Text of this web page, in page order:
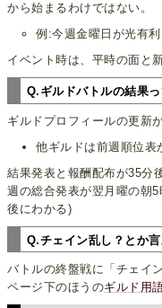
から始まるわけではない。
例:今週金曜日が光有
イベント時は、平時の面と
Q.ギルドバトルの結果
ギルドプロフィールの更新
他ギルドは前週順位表
結果発表と報酬配布が35分
週の総合発表が翌月曜の朝
後にわかる)
Q.チェイン乱し？とか
バトルの終盤戦に「チェイ
ページ下のほうのギルド用